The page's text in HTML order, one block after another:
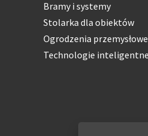
Bramy i systemy
Stolarka dla obiektów
Ogrodzenia przemysłowe
Technologie inteligentne